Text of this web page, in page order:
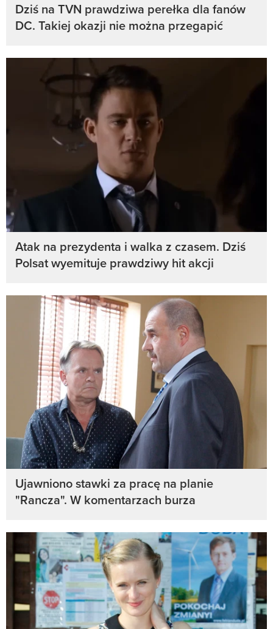
Dziś na TVN prawdziwa perełka dla fanów
DC. Takiej okazji nie można przegapić
Atak na prezydenta i walka z czasem. Dziś
Polsat wyemituje prawdziwy hit akcji
Ujawniono stawki za pracę na planie
"Rancza". W komentarzach burza